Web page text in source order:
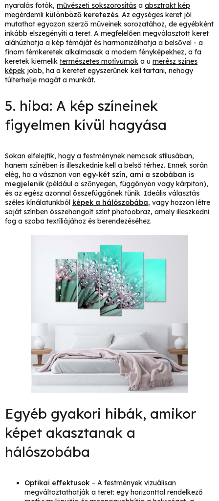
nyaralás fotók, művészeti sokszorosítás a absztrakt kép
megérdemli különböző keretezés. Az egységes keret jól
mutathat egyazon szerző műveinek sorozatához, de egyébként
inkább elszegényíti a teret. A megfelelően megválasztott keret
aláhúzhatja a kép témáját és harmonizálhatja a belsővel - a
finom fémkeretek alkalmasak a modern fényképekhez, a fa
keretek kiemelik természetes motívumok a u merész színes
képek jobb, ha a keretet egyszerűnek kell tartani, nehogy
túlterhelje magát a munkát.
5. hiba: A kép színeinek
figyelmen kívül hagyása
Sokan elfelejtik, hogy a festménynek nemcsak stílusában,
hanem színében is illeszkednie kell a belső térhez. Ennek során
elég, ha a vásznon van egy-két szín, ami a szobában is
megjelenik (például a szőnyegen, függönyön vagy kárpiton),
és az egész azonnal összefüggőnek tűnik. Ideális választás
széles kínálatunkból képek a hálószobába, vagy hozzon létre
saját színben összehangolt színt photoobraz, amely illeszkedni
fog a szoba textíliájához és berendezéséhez.
Egyéb gyakori hibák, amikor
képet akasztanak a
hálószobába
Optikai effektusok – A festmények vizuálisan
megváltoztathatják a teret: egy horizonttal rendelkező